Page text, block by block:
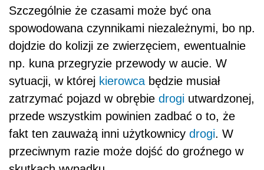
Szczególnie że czasami może być ona
spowodowana czynnikami niezależnymi, bo np.
dojdzie do kolizji ze zwierzęciem, ewentualnie
np. kuna przegryzie przewody w aucie. W
sytuacji, w której kierowca będzie musiał
zatrzymać pojazd w obrębie drogi utwardzonej,
przede wszystkim powinien zadbać o to, że
fakt ten zauważą inni użytkownicy drogi. W
przeciwnym razie może dojść do groźnego w